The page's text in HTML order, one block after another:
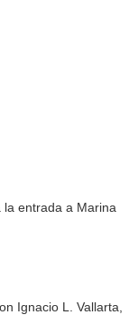
la entrada a Marina
Ignacio L. Vallarta,